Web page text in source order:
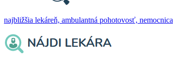
najbližšia lekáreň, ambulantná pohotovosť, nemocnica